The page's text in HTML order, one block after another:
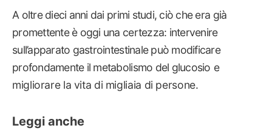
A oltre dieci anni dai primi studi, ciò che era già
promettente è oggi una certezza: intervenire
sull’apparato gastrointestinale può modificare
profondamente il metabolismo del glucosio e
migliorare la vita di migliaia di persone.
Leggi anche